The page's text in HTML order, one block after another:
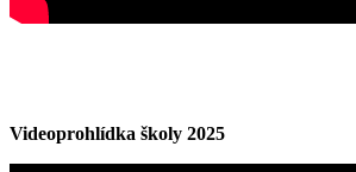
Videoprohlídka školy 2025